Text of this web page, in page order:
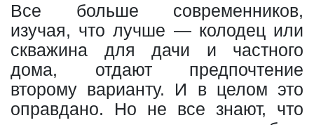
Все больше современников,
изучая, что лучше — колодец или
скважина для дачи и частного
дома, отдают предпочтение
второму варианту. И в целом это
оправдано. Но не все знают, что